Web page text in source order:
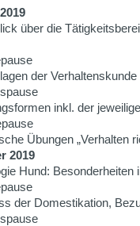
über die
der
inkl. der
Übungen „Verhalten
2019
Hund: Besonderheiten
der Domestikation,